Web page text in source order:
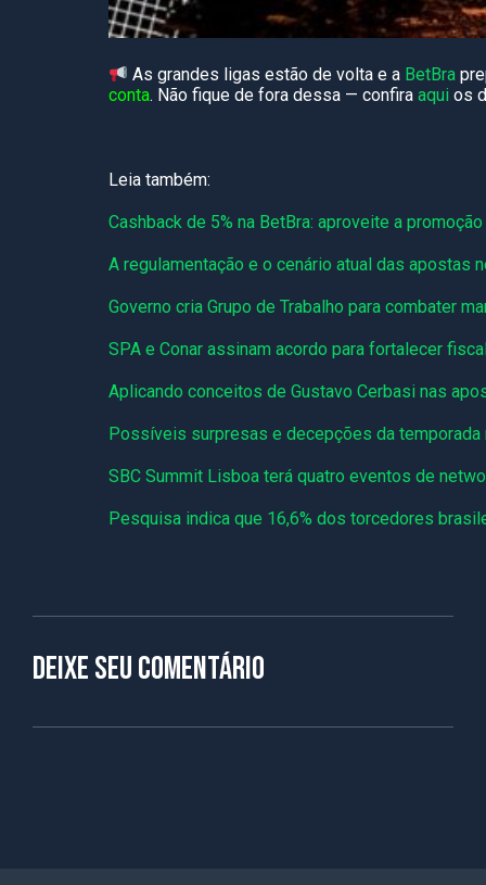
As grandes ligas estão de volta e a BetBra
conta. Não fique de fora dessa — confira aqui os
Leia também:
Cashback de 5% na BetBra: aproveite a
A regulamentação e o cenário atual das apostas
Governo cria Grupo de Trabalho para combater
SPA e Conar assinam acordo para fortalecer
Aplicando conceitos de Gustavo Cerbasi nas
Possíveis surpresas e decepções da temporada
SBC Summit Lisboa terá quatro eventos de
Pesquisa indica que 16,6% dos torcedores
Deixe seu comentário